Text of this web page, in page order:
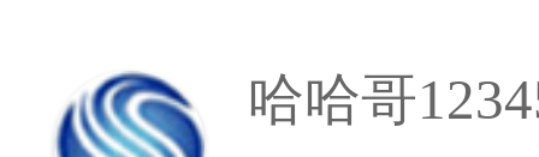
哈哈哥